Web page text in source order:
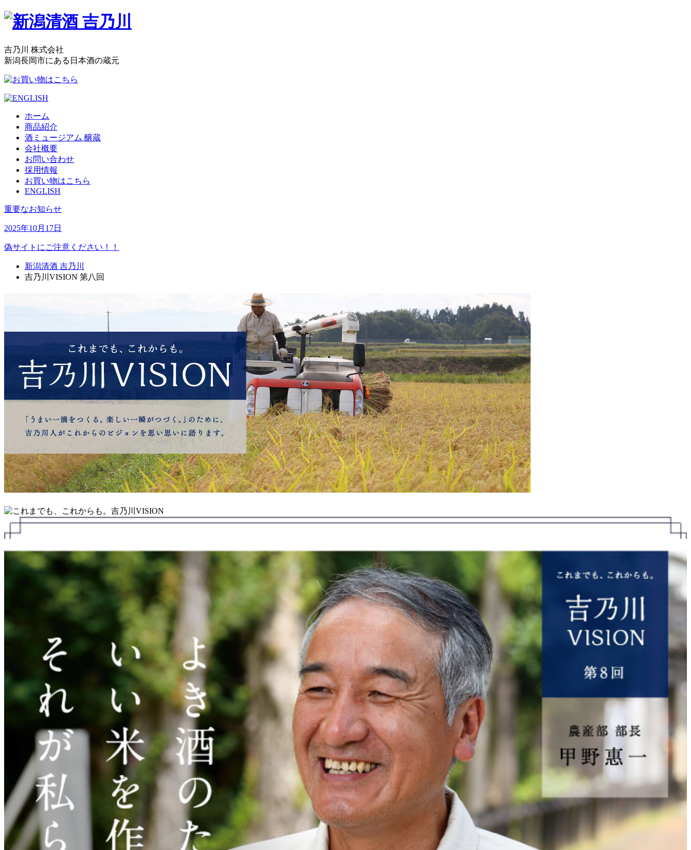
吉乃川 株式会社
新潟長岡市にある日本酒の蔵元
ホーム
商品紹介
酒ミュージアム 醸蔵
会社概要
お問い合わせ
採用情報
お買い物はこちら
ENGLISH
重要なお知らせ
2025年10月17日
偽サイトにご注意ください！！
新潟清酒 吉乃川
吉乃川VISION 第八回